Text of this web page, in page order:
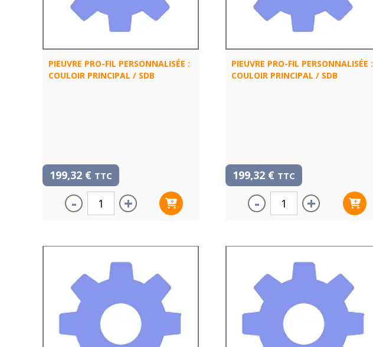
PIEUVRE PRO-FIL PERSONNALISÉE :
COULOIR PRINCIPAL / SDB
199,32 € TTC
- +
PIEUVRE PRO-FIL PERSONNALISÉE :
COULOIR PRINCIPAL / SDB
199,32 € TTC
- +